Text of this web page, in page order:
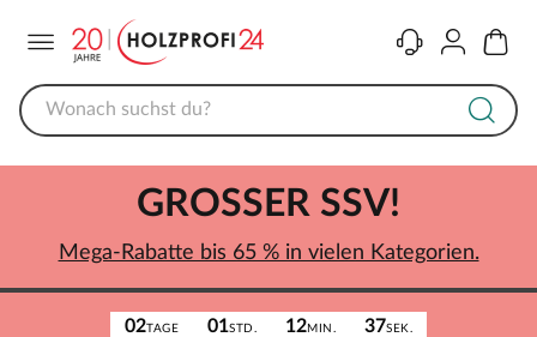
KontaktKonto
02TAGE 01STD. 12MIN. 37SEK.
GROSSER SSV!
Mega-Rabatte bis 65 % in vielen Kategorien.